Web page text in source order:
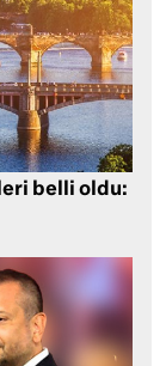
belli oldu: